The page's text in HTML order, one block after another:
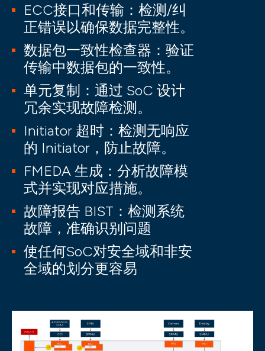
ECC接口和传输：检测/纠
正错误以确保数据完整性。
数据包一致性检查器：验证
传输中数据包的一致性。
单元复制：通过 SoC 设计
冗余实现故障检测。
Initiator 超时：检测无响应
的 Initiator，防止故障。
FMEDA 生成：分析故障模
式并实现对应措施。
故障报告 BIST：检测系统
故障，准确识别问题
使任何SoC对安全域和非安
全域的划分更容易